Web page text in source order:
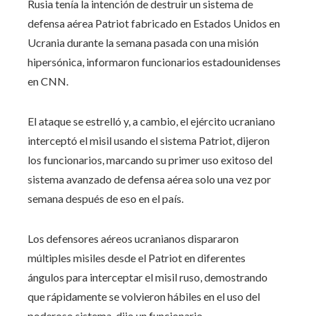
Rusia tenía la intención de destruir un sistema de
defensa aérea Patriot fabricado en Estados Unidos en
Ucrania durante la semana pasada con una misión
hipersónica, informaron funcionarios estadounidenses
en CNN.
El ataque se estrelló y, a cambio, el ejército ucraniano
interceptó el misil usando el sistema Patriot, dijeron
los funcionarios, marcando su primer uso exitoso del
sistema avanzado de defensa aérea solo una vez por
semana después de eso en el país.
Los defensores aéreos ucranianos dispararon
múltiples misiles desde el Patriot en diferentes
ángulos para interceptar el misil ruso, demostrando
que rápidamente se volvieron hábiles en el uso del